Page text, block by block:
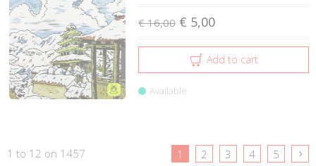
€ 16,00 € 5,00
Add to cart
Available
1 to 12 on 1457 1 2 3 4 5